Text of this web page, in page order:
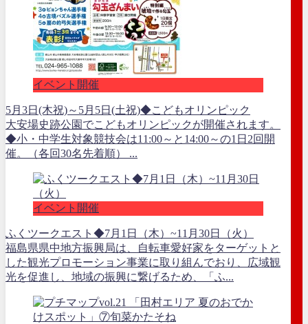
イベント開催
5月3日(木祝)～5月5日(土祝)◆こどもオリンピック
大安場史跡公園でこどもオリンピックが開催されます。
◆小・中学生対象競技会は11:00～と14:00～の1日2回開
催。（各回30名先着順） ...
イベント開催
ふくツークエスト◆7月1日（木）~11月30日（火）
福島県県中地方振興局は、自転車愛好家をターゲットと
した観光プロモーション事業に取り組んでおり、広域観
光を促進し、地域の振興に繋げるため、「ふ...